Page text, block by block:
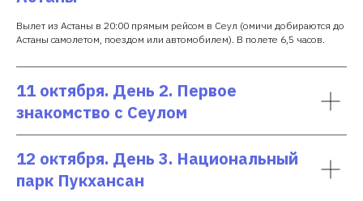
Вылет из Астаны в 20:00 прямым рейсом в Сеул (омичи добираются до
Астаны самолетом, поездом или автомобилем). В полете 6,5 часов.
11 октября. День 2. Первое
знакомство с Сеулом
12 октября. День 3. Национальный
парк Пукхансан